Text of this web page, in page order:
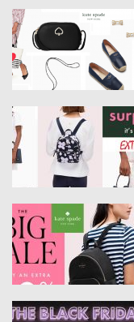
Eagle, POLO,
Brothers,
Hilfiger, Cole
END.Clothing,
介+SunMarket獨